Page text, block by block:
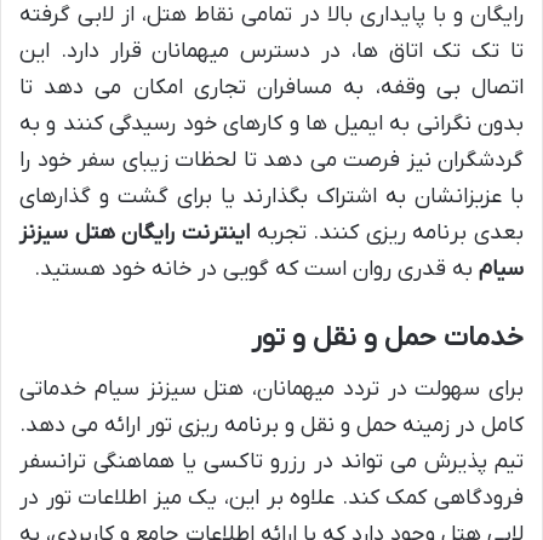
رایگان و با پایداری بالا در تمامی نقاط هتل، از لابی گرفته
تا تک تک اتاق ها، در دسترس میهمانان قرار دارد. این
اتصال بی وقفه، به مسافران تجاری امکان می دهد تا
بدون نگرانی به ایمیل ها و کارهای خود رسیدگی کنند و به
گردشگران نیز فرصت می دهد تا لحظات زیبای سفر خود را
با عزیزانشان به اشتراک بگذارند یا برای گشت و گذارهای
بعدی برنامه ریزی کنند. تجربهاینترنت رایگان هتل سیزنز
سیام به قدری روان است که گویی در خانه خود هستید.
خدمات حمل و نقل و تور
برای سهولت در تردد میهمانان، هتل سیزنز سیام خدماتی
کامل در زمینه حمل و نقل و برنامه ریزی تور ارائه می دهد.
تیم پذیرش می تواند در رزرو تاکسی یا هماهنگی ترانسفر
فرودگاهی کمک کند. علاوه بر این، یک میز اطلاعات تور در